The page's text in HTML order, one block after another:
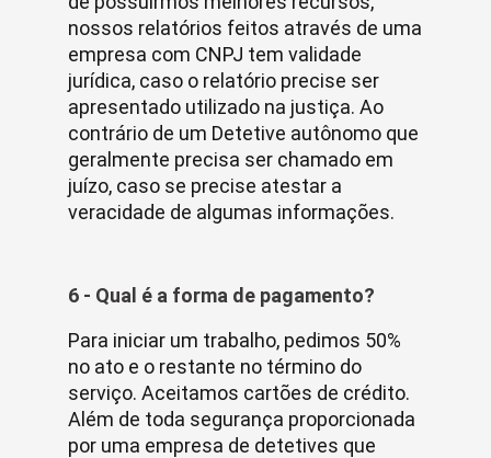
nossos relatórios feitos através de uma
empresa com CNPJ tem validade
jurídica, caso o relatório precise ser
apresentado utilizado na justiça. Ao
contrário de um Detetive autônomo que
geralmente precisa ser chamado em
juízo, caso se precise atestar a
veracidade de algumas informações.
6 - Qual é a forma de pagamento?
Para iniciar um trabalho, pedimos 50%
no ato e o restante no término do
serviço. Aceitamos cartões de crédito.
Além de toda segurança proporcionada
por uma empresa de detetives que